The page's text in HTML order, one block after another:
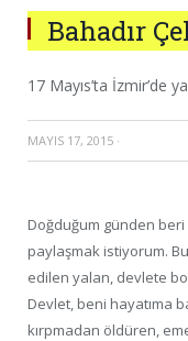
Bahadır
17 Mayıs’ta İzmir’de
MAYIS 17, 2015 ·
Doğduğum günden
paylaşmak istiyorum.
edilen yalan, devlete
Devlet, beni hayatıma
kırpmadan öldüren,